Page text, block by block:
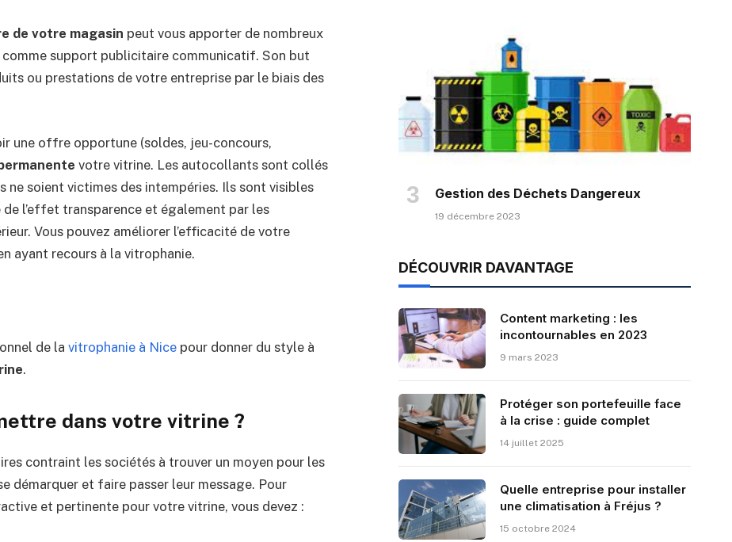
de votre magasin peut vous apporter de nombreux
support publicitaire communicatif. Son but
ou prestations de votre entreprise par le biais des
une offre opportune (soldes, jeu-concours,
votre vitrine. Les autocollants sont collés
ne soient victimes des intempéries. Ils sont visibles
de l’effet transparence et également par les
Vous pouvez améliorer l’efficacité de votre
ayant recours à la vitrophanie.
de la vitrophanie à Nicepour donner du style à
.
dans votre vitrine ?
contraint les sociétés à trouver un moyen pour les
démarquer et faire passer leur message. Pour
et pertinente pour votre vitrine, vous devez :
Gestion des Déchets Dangereux
19 décembre 2023
DÉCOUVRIR DAVANTAGE
Content marketing : les
incontournables en 2023
9 mars 2023
Protéger son portefeuille face
à la crise : guide complet
14 juillet 2025
Quelle entreprise pour installer
une climatisation à Fréjus ?
15 octobre 2024